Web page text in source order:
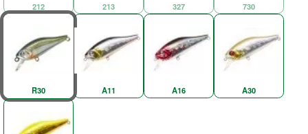
212 213 327 730
R30 A11 A16 A30